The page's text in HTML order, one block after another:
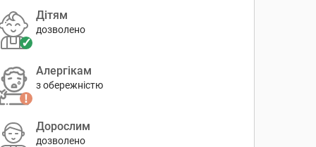
Дітям
дозволено
Алергікам
з обережністю
Дорослим
дозволено